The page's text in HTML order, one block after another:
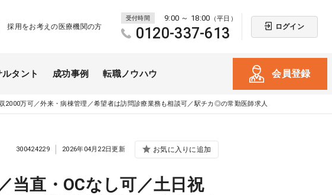
採用をお考えの医療機関の方
受付時間 9:00 ～ 18:00 （平日）
0120-337-613 ログイン
ルタント 成功事例 転職ノウハウ 会員登録
2000万可／外来・病棟管理／希望者は訪問診療業務も相談可／駅チカ◎の常勤医師求人
当直・OCなし可／土日祝
300424229 2026年04月22日更新 お気に入りに追加